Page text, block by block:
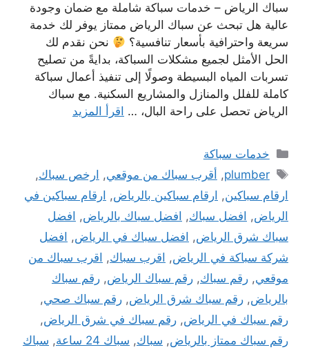
سباك الرياض – خدمات سباكة شاملة مع ضمان وجودة
عالية هل تبحث عن سباك الرياض ممتاز يوفر لك خدمة
سريعة واحترافية بأسعار تنافسية؟
نحن نقدم لك
الحل الأمثل لجميع مشكلات السباكة، بدايةً من تصليح
تسربات المياه البسيطة وصولًا إلى تنفيذ أعمال سباكة
كاملة للفلل والمنازل والمشاريع السكنية. مع سباك
الرياض تحصل على راحة البال، … اقرأ المزيد
التصنيفات
خدمات سباكة
الوسوم
plumber
, أقرب سباك من موقعي, ارخص سباك,
ارقام سباكين, ارقام سباكين بالرياض, ارقام سباكين في
الرياض, افضل سباك, افضل سباك بالرياض, افضل
سباك شرق الرياض, افضل سباك في الرياض, افضل
شركة سباكة في الرياض, اقرب سباك, اقرب سباك من
موقعي, رقم سباك, رقم سباك الرياض, رقم سباك
بالرياض, رقم سباك شرق الرياض, رقم سباك صحي,
رقم سباك في الرياض, رقم سباك في شرق الرياض,
رقم سباك ممتاز بالرياض, سباك, سباك 24 ساعة , سباك